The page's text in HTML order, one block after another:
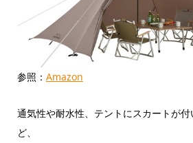
参照： Amazon
通気性や耐水性、テントにスカートが
ど、